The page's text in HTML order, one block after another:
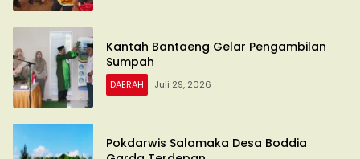
Kantah Bantaeng Gelar Pengambilan
Sumpah
DAERAH Juli 29, 2026
Pokdarwis Salamaka Desa Boddia